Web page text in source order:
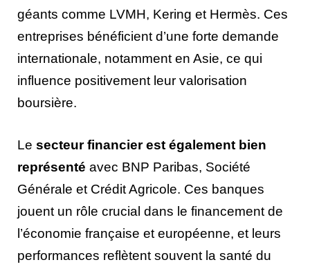
géants comme LVMH, Kering et Hermès. Ces
entreprises bénéficient d’une forte demande
internationale, notamment en Asie, ce qui
influence positivement leur valorisation
boursière.
Le secteur financier est également bien
représenté avec BNP Paribas, Société
Générale et Crédit Agricole. Ces banques
jouent un rôle crucial dans le financement de
l’économie française et européenne, et leurs
performances reflètent souvent la santé du